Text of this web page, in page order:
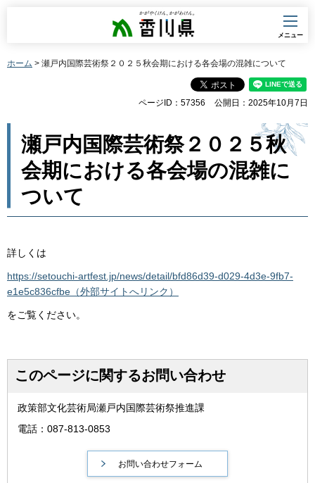
香川県
メニュー
ホーム > 瀬戸内国際芸術祭２０２５秋会期における各会場の混雑について
ページID：57356 公開日：2025年10月7日
瀬戸内国際芸術祭２０２５秋
会期における各会場の混雑に
ついて
詳しくは
https://setouchi-artfest.jp/news/detail/bfd86d39-d029-4d3e-9fb7-
e1e5c836cfbe（外部サイトへリンク）
をご覧ください。
このページに関するお問い合わせ
政策部文化芸術局瀬戸内国際芸術祭推進課
電話：087-813-0853